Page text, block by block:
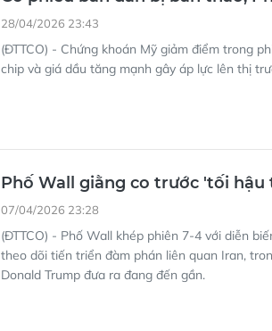
28/04/2026 23:43
(ĐTTCO) - Chứng khoán Mỹ giảm điểm trong
chip và giá dầu tăng mạnh gây áp lực lên thị
Phố Wall giằng co trước 'tối
07/04/2026 23:28
(ĐTTCO) - Phố Wall khép phiên 7-4 với diễn
theo dõi tiến triển đàm phán liên quan Iran,
Donald Trump đưa ra đang đến gần.